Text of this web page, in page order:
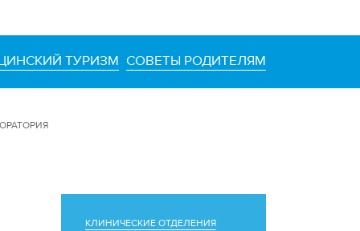
ТУРИЗМ СОВЕТЫ РОДИТЕЛЯМ
КЛИНИЧЕСКИЕ ОТДЕЛЕНИЯ